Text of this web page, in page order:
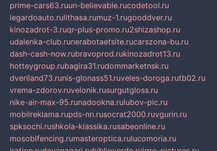
prime-cars63.ruun-believable.rucodetool.ru
legardoauto.rulithasa.rumuz-1.rugooddver.ru
kinozadrot-3.ruqr-plus-promo.ru2shizashop.ru
udalenka-club.runerabotaetsite.rucarszona-bu.ru
dash-cash-now.rubravoprod.rukinozadrot13.ru
hotteygroup.rubagira31.rudommarketnsk.ru
dveriland73.runis-glonass51.ruveles-doroga.rutb02.ru
vrema-zdorov.ruvelonik.rusurgutgloss.ru
nike-air-max-95.runadookna.rulubov-pic.ru
mobilreklama.rupds-nn.rusocrat2000.ruvgurin.ru
spksochi.rushkola-klassika.rusabeonline.ru
mosoblfencing.rumasteroptica.rulucomoria.ru